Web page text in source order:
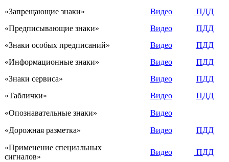
«Запрещающие знаки»
Видео
ПДД
«Предписывающие знаки»
Видео
ПДД
«Знаки особых предписаний»
Видео
ПДД
«Информационные знаки»
Видео
ПДД
«Знаки сервиса»
Видео
ПДД
«Таблички»
Видео
ПДД
«Опознавательные знаки»
Видео
«Дорожная разметка»
Видео
ПДД
«Применение специальных
сигналов»
Видео ПДД